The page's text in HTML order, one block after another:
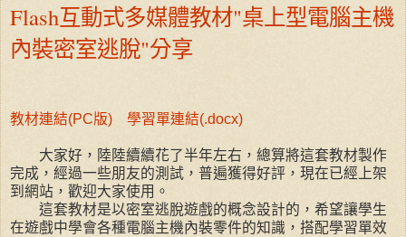
Flash互動式多媒體教材"桌上型電腦主機
內裝密室逃脫"分享
教材連結(PC版) 學習單連結(.docx)
大家好，陸陸續續花了半年左右，總算將這套教材製作
完成，經過一些朋友的測試，普遍獲得好評，現在已經上架
到網站，歡迎大家使用。
這套教材是以密室逃脫遊戲的概念設計的，希望讓學生
在遊戲中學會各種電腦主機內裝零件的知識，搭配學習單效